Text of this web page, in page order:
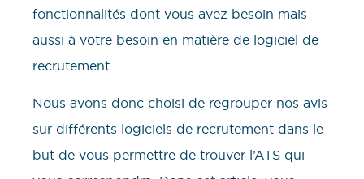
fonctionnalités dont vous avez besoin mais
aussi à votre besoin en matière de logiciel de
recrutement.
Nous avons donc choisi de regrouper nos avis
sur différents logiciels de recrutement dans le
but de vous permettre de trouver l’ATS qui